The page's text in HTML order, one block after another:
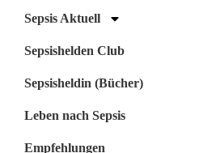
Sepsis Aktuell
Sepsishelden Club
Sepsisheldin (Bücher)
Leben nach Sepsis
Empfehlungen